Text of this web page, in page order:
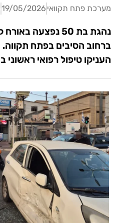
מערכת פתח תקוואי 19/05/2026
נהגת בת 50 נפצעה
ברחוב הסיבים בפתח תקווה.
העניקו טיפול רפואי ראשוני